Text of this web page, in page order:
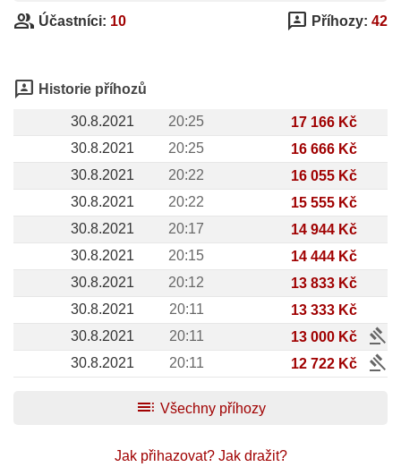
group Účastníci: 10 3p Příhozy: 42
3p Historie příhozů
30.8.2021 20:25
17 166 Kč
30.8.2021
20:25
16 666 Kč
30.8.2021
20:22
16 055 Kč
30.8.2021
20:22
15 555 Kč
30.8.2021
20:17
14 944 Kč
30.8.2021
20:15
14 444 Kč
30.8.2021
20:12
13 833 Kč
30.8.2021
20:11
13 333 Kč
30.8.2021
20:11 13 000 Kč gavel
30.8.2021 20:11 12 722 Kč
gavel
toc Všechny příhozy
Jak přihazovat? Jak dražit?